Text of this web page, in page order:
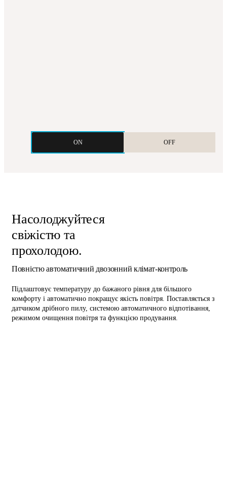
ON OFF
Насолоджуйтеся
свіжістю та
прохолодою.
Повністю автоматичний двозонний клімат-контроль
Підлаштовує температуру до бажаного рівня для більшого
комфорту і автоматично покращує якість повітря. Поставляється з
датчиком дрібного пилу, системою автоматичного відпотівання,
режимом очищення повітря та функцією продування.